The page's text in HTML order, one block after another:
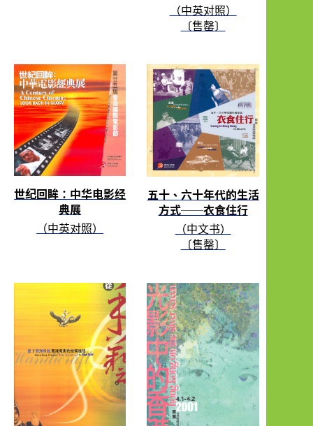
（中英对照）
〔售罄〕
世纪回眸：中华电影经
典展
（中英对照）
五十、六十年代的生活
方式──衣食住行
（中文书）
〔售罄〕